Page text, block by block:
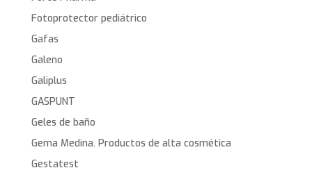
Fotoprotector pediátrico
Gafas
Galeno
Galiplus
GASPUNT
Geles de baño
Gema Medina. Productos de alta cosmética
Gestatest